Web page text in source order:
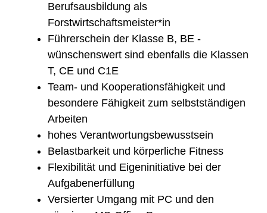
Berufsausbildung als
Forstwirtschaftsmeister*in
Führerschein der Klasse B, BE -
wünschenswert sind ebenfalls die Klassen
T, CE und C1E
Team- und Kooperationsfähigkeit und
besondere Fähigkeit zum selbstständigen
Arbeiten
hohes Verantwortungsbewusstsein
Belastbarkeit und körperliche Fitness
Flexibilität und Eigeninitiative bei der
Aufgabenerfüllung
Versierter Umgang mit PC und den